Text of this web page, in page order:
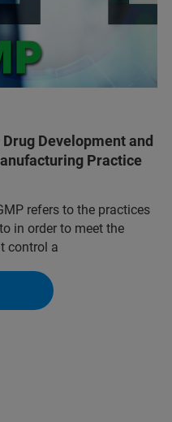
Development and
Practice
refers to the practices
in order to meet the
control a